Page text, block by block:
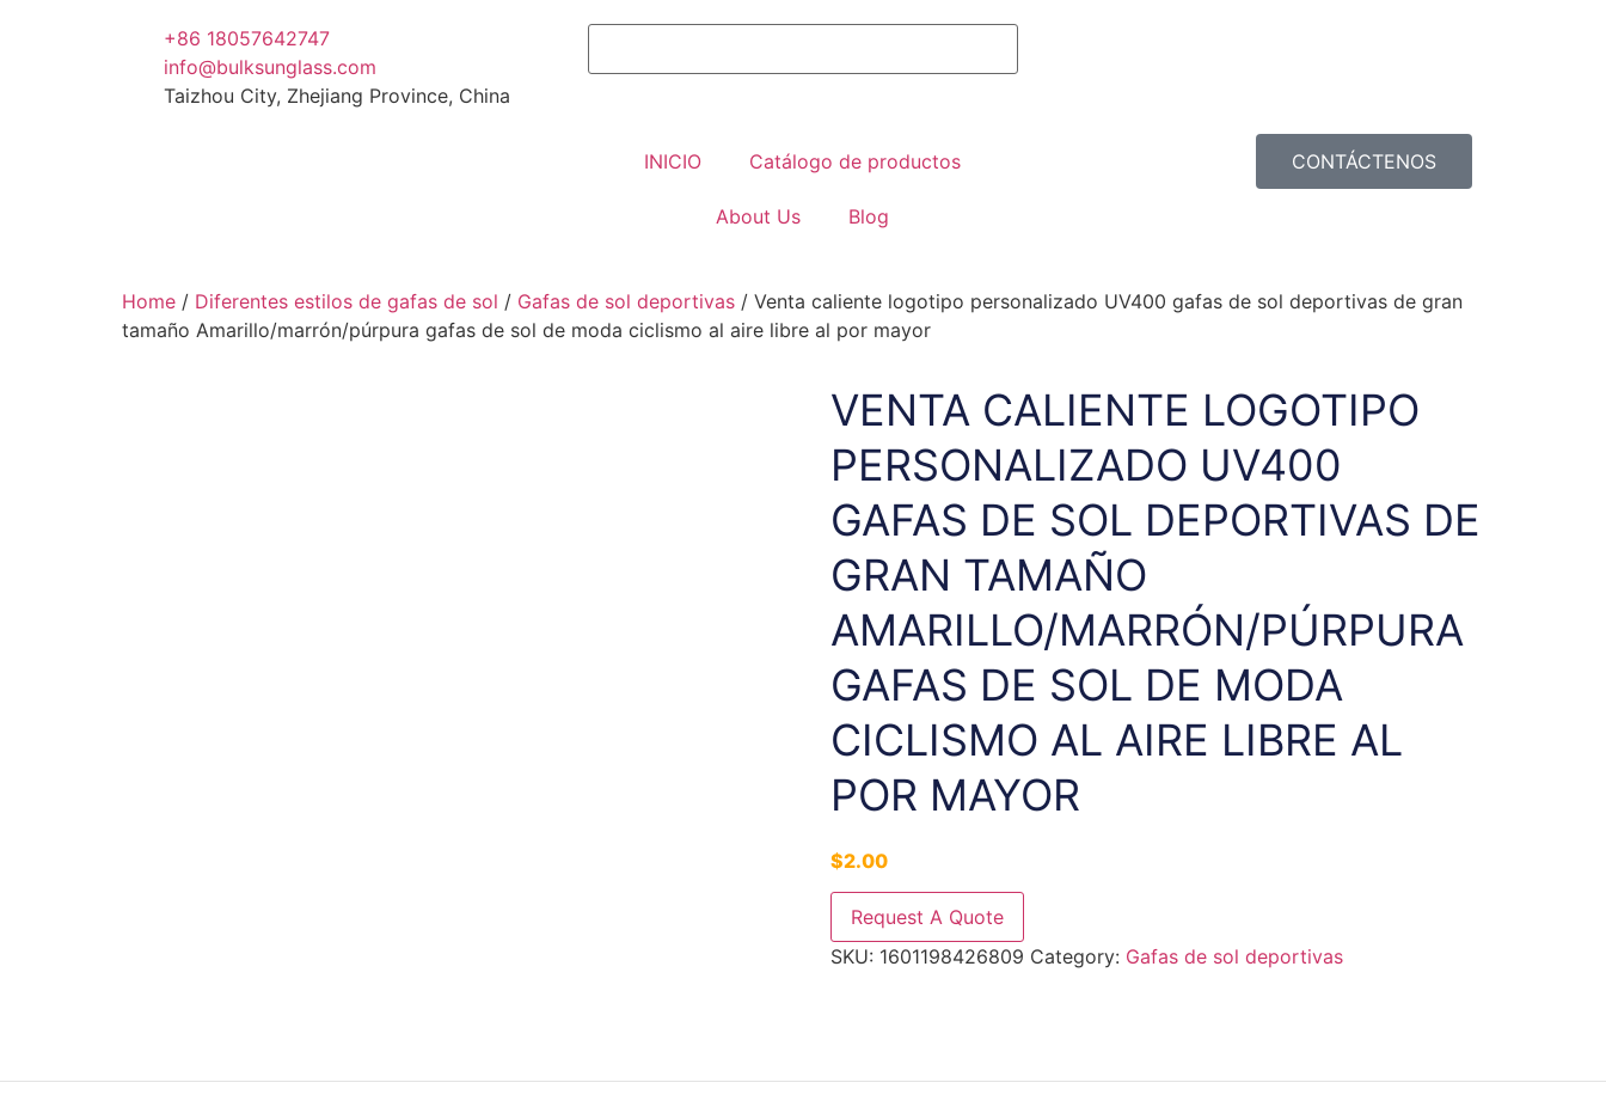
+86 18057642747
info@bulksunglass.com
Taizhou City, Zhejiang Province, China
INICIO Catálogo de productos
About Us Blog
CONTÁCTENOS
Home / Diferentes estilos de gafas de sol / Gafas de sol deportivas / Venta caliente logotipo personalizado UV400 gafas de sol deportivas de gran
tamaño Amarillo/marrón/púrpura gafas de sol de moda ciclismo al aire libre al por mayor
VENTA CALIENTE LOGOTIPO
PERSONALIZADO UV400
GAFAS DE SOL DEPORTIVAS DE
GRAN TAMAÑO
AMARILLO/MARRÓN/PÚRPURA
GAFAS DE SOL DE MODA
CICLISMO AL AIRE LIBRE AL
POR MAYOR
$2.00
Request A Quote
SKU: 1601198426809 Category: Gafas de sol deportivas